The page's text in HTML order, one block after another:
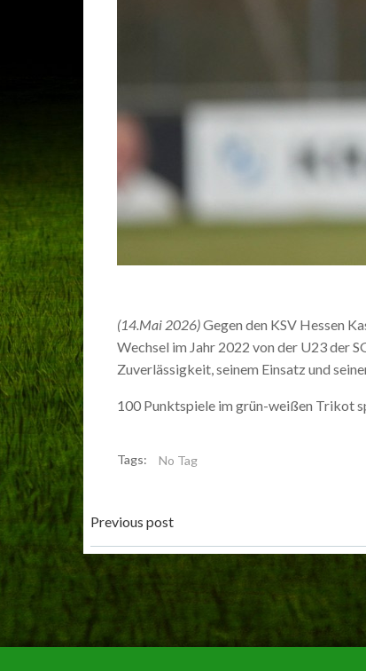
(14.Mai 2026)Gegen den KSV Hessen
Wechsel im Jahr 2022 von der U23 der
Zuverlässigkeit, seinem Einsatz und
100 Punktspiele im grün-weißen Trikot
Tags: No Tag
Post
navigation
Previous post